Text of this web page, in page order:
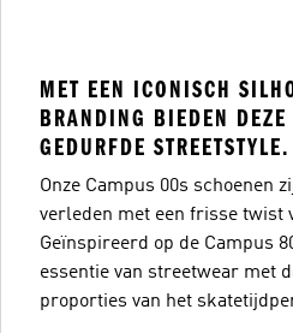
MET EEN ICONISCH
BRANDING BIEDEN DEZE
GEDURFDE STREETSTYLE.
Onze Campus 00s schoenen
verleden met een frisse twist
Geïnspireerd op de Campus
essentie van streetwear met
proporties van het